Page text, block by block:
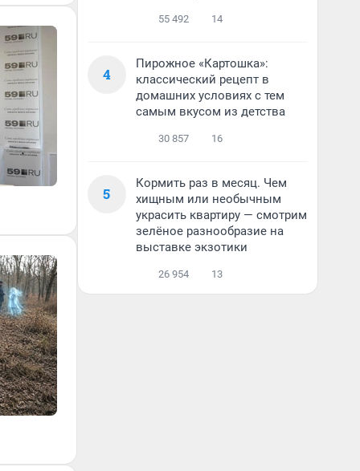
55 492 14
4
Пирожное «Картошка»:
классический рецепт в
домашних условиях с тем
самым вкусом из детства
30 857 16
5
Кормить раз в месяц. Чем
хищным или необычным
украсить квартиру — смотрим
зелёное разнообразие на
выставке экзотики
26 954 13